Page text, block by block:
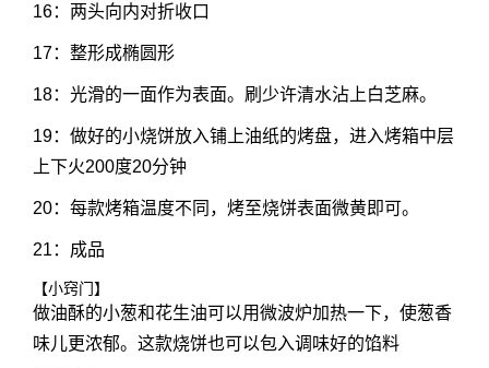
16：两头向内对折收口
17：整形成椭圆形
18：光滑的一面作为表面。刷少许清水沾上白芝麻。
19：做好的小烧饼放入铺上油纸的烤盘，进入烤箱中层
上下火200度20分钟
20：每款烤箱温度不同，烤至烧饼表面微黄即可。
21：成品
【小窍门】
做油酥的小葱和花生油可以用微波炉加热一下，使葱香
味儿更浓郁。这款烧饼也可以包入调味好的馅料